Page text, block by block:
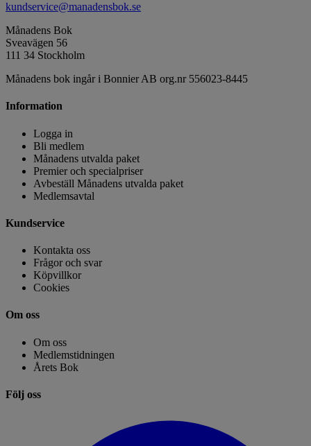
kundservice@manadensbok.se
Månadens Bok
Sveavägen 56
111 34 Stockholm
Månadens bok ingår i Bonnier AB org.nr 556023-8445
Information
Logga in
Bli medlem
Månadens utvalda paket
Premier och specialpriser
Avbeställ Månadens utvalda paket
Medlemsavtal
Kundservice
Kontakta oss
Frågor och svar
Köpvillkor
Cookies
Om oss
Om oss
Medlemstidningen
Årets Bok
Följ oss